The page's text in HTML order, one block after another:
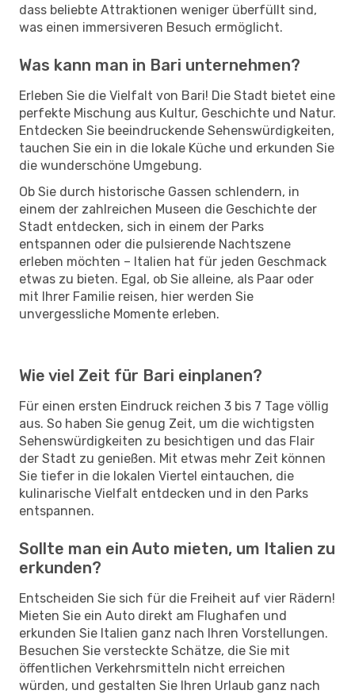
dass beliebte Attraktionen weniger überfüllt sind,
was einen immersiveren Besuch ermöglicht.
Was kann man in Bari unternehmen?
Erleben Sie die Vielfalt von Bari! Die Stadt bietet eine
perfekte Mischung aus Kultur, Geschichte und Natur.
Entdecken Sie beeindruckende Sehenswürdigkeiten,
tauchen Sie ein in die lokale Küche und erkunden Sie
die wunderschöne Umgebung.
Ob Sie durch historische Gassen schlendern, in
einem der zahlreichen Museen die Geschichte der
Stadt entdecken, sich in einem der Parks
entspannen oder die pulsierende Nachtszene
erleben möchten – Italien hat für jeden Geschmack
etwas zu bieten. Egal, ob Sie alleine, als Paar oder
mit Ihrer Familie reisen, hier werden Sie
unvergessliche Momente erleben.
Wie viel Zeit für Bari einplanen?
Für einen ersten Eindruck reichen 3 bis 7 Tage völlig
aus. So haben Sie genug Zeit, um die wichtigsten
Sehenswürdigkeiten zu besichtigen und das Flair
der Stadt zu genießen. Mit etwas mehr Zeit können
Sie tiefer in die lokalen Viertel eintauchen, die
kulinarische Vielfalt entdecken und in den Parks
entspannen.
Sollte man ein Auto mieten, um Italien zu
erkunden?
Entscheiden Sie sich für die Freiheit auf vier Rädern!
Mieten Sie ein Auto direkt am Flughafen und
erkunden Sie Italien ganz nach Ihren Vorstellungen.
Besuchen Sie versteckte Schätze, die Sie mit
öffentlichen Verkehrsmitteln nicht erreichen
würden, und gestalten Sie Ihren Urlaub ganz nach